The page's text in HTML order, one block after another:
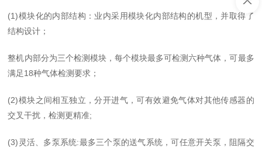
(1)模块化的内部结构 ： 业内采用模块化内部结构的机型，并取得了
结构设计 ；
整机内部分为三个检测模块，每个模块最多可检测六种气体 ，可最多
满足18种气体检测要求 ；
(2)模块之间相互独立，分开进气，可有效避免气体对其他传感器的
交叉干扰，检测更精准;
(3) 灵活、多泵系统:最多三个泵的送气系统，可任意开关泵，阻隔交